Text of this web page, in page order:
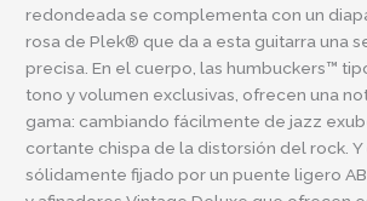
redondeada se complementa con un
rosa de Plek® que da a esta guitarra una
precisa. En el cuerpo, las humbuckers™
tono y volumen exclusivas, ofrecen una
gama: cambiando fácilmente de jazz
cortante chispa de la distorsión del rock.
sólidamente fijado por un puente ligero